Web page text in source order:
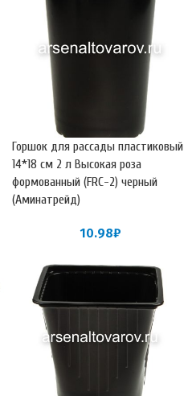
Горшок для рассады пластиковый
14*18 см 2 л Высокая роза
формованный (FRC-2) черный
(Аминатрейд)
10.98₽